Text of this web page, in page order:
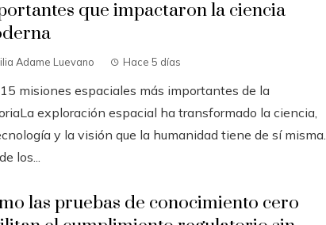
que impactaron la ciencia
Adame Luevano Hace 5 días
misiones espaciales más importantes de la
exploración espacial ha transformado la ciencia,
y la visión que la humanidad tiene de sí misma.
los...
las pruebas de conocimiento cero